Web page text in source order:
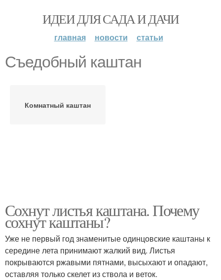
ИДЕИ ДЛЯ САДА И ДАЧИ
главная новости статьи
Съедобный каштан
Комнатный каштан
Сохнут листья каштана. Почему
сохнут каштаны?
Уже не первый год знаменитые одинцовские каштаны к
середине лета принимают жалкий вид. Листья
покрываются ржавыми пятнами, высыхают и опадают,
оставляя только скелет из ствола и веток.